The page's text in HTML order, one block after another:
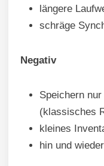
längere
schräge
Negativ
Speichern
(klassisches
kleines
hin und